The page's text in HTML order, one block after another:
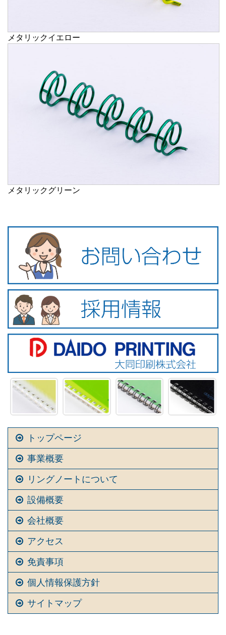
メタリックイエロー
メタリックグリーン
トップページ
事業概要
リングノートについて
設備概要
会社概要
アクセス
免責事項
個人情報保護方針
サイトマップ